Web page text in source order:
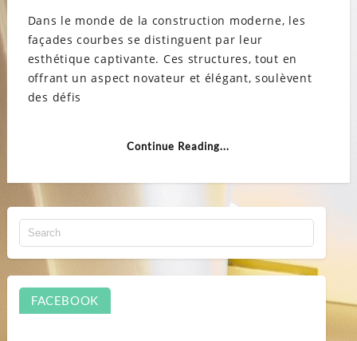
Dans le monde de la construction moderne, les
façades courbes se distinguent par leur
esthétique captivante. Ces structures, tout en
offrant un aspect novateur et élégant, soulèvent
des défis
Continue Reading...
FACEBOOK